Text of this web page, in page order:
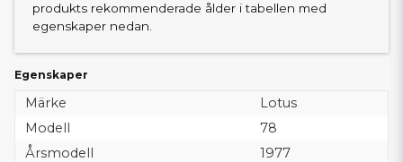
produkts rekommenderade ålder i tabellen med
egenskaper nedan.
Egenskaper
Märke
Lotus
Modell
78
Årsmodell
1977